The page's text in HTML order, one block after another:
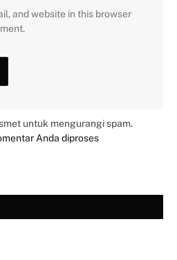
and website in this browser
untuk mengurangi spam.
Anda diproses